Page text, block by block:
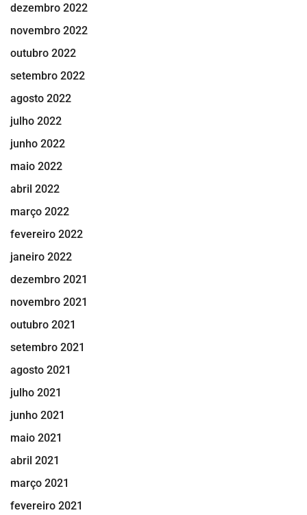
dezembro 2022
novembro 2022
outubro 2022
setembro 2022
agosto 2022
julho 2022
junho 2022
maio 2022
abril 2022
março 2022
fevereiro 2022
janeiro 2022
dezembro 2021
novembro 2021
outubro 2021
setembro 2021
agosto 2021
julho 2021
junho 2021
maio 2021
abril 2021
março 2021
fevereiro 2021